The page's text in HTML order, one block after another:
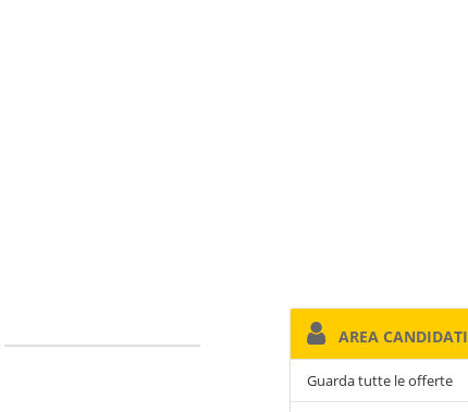
AREA CANDIDATI
Guarda tutte le offerte